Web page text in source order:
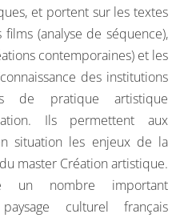
et portent sur les textes
(analyse de séquence),
contemporaines) et les
des institutions
de pratique artistique
Ils permettent aux
situation les enjeux de la
master Création artistique.
nombre important
culturel français